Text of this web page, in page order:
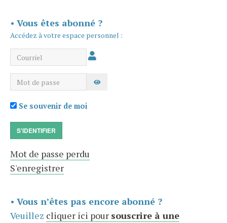
• Vous êtes abonné ?
Accédez à votre espace personnel :
Courriel
Mot de passe AFFICHER LE MOT DE PASSE
Se souvenir de moi
S'IDENTIFIER
Mot de passe perdu
S'enregistrer
• Vous n’êtes pas encore abonné ?
Veuillez cliquer ici pour souscrire à une